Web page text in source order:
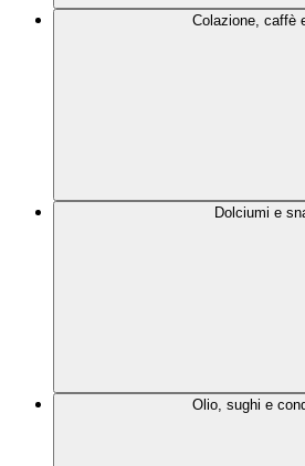
Colazione, caffè
Dolciumi e
Olio, sughi e